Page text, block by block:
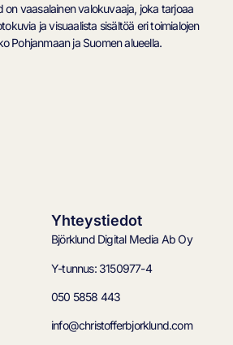
on vaasalainen valokuvaaja, joka tarjoaa
ja visuaalista sisältöä eri toimialojen
Pohjanmaan ja Suomen alueella.
Yhteystiedot
Björklund Digital Media Ab Oy
Y-tunnus: 3150977-4
050 5858 443
info@christofferbjorklund.com